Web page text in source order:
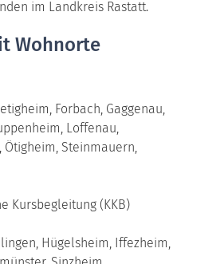
im Landkreis Rastatt.
Wohnorte
Forbach, Gaggenau,
Loffenau,
Ötigheim, Steinmauern,
Kursbegleitung (KKB)
Hügelsheim, Iffezheim,